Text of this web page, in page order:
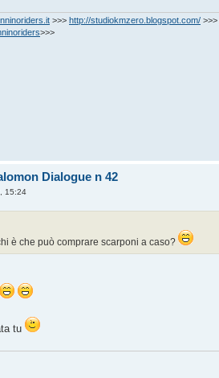
>>> http://studiokmzero.blogspot.com/ >>>
>>>
Dialogue n 42
15:24
è che può comprare scarponi a caso?
tu